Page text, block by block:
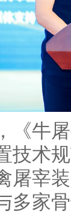
牛屠
技术
屠宰
多家